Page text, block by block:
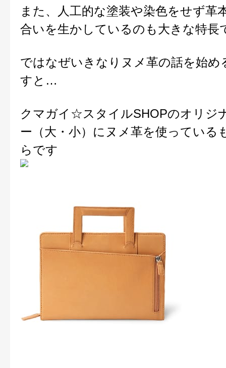
また、人工的な塗装や染色をせず革
合いを生かしているのも大きな特長
ではなぜいきなりヌメ革の話を始め
すと…
クマガイ☆スタイルSHOPのオリジ
ー（大・小）にヌメ革を使っている
らです